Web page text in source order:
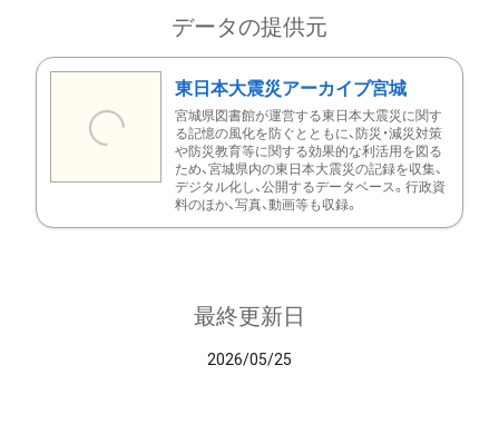
データの提供元
東日本大震災アーカイブ宮城
宮城県図書館が運営する東日本大震災に関す
る記憶の風化を防ぐとともに、防災・減災対策
や防災教育等に関する効果的な利活用を図る
ため、宮城県内の東日本大震災の記録を収集、
デジタル化し、公開するデータベース。行政資
料のほか、写真、動画等も収録。
最終更新日
2026/05/25